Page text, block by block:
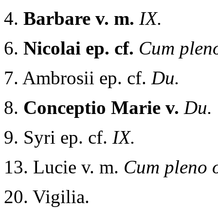
4. Barbare v. m. IX.
6. Nicolai ep. cf. Cum
7. Ambrosii ep. cf. Du.
8. Conceptio Marie v. Du.
9. Syri ep. cf. IX.
13. Lucie v. m. Cum pleno
20. Vigilia.